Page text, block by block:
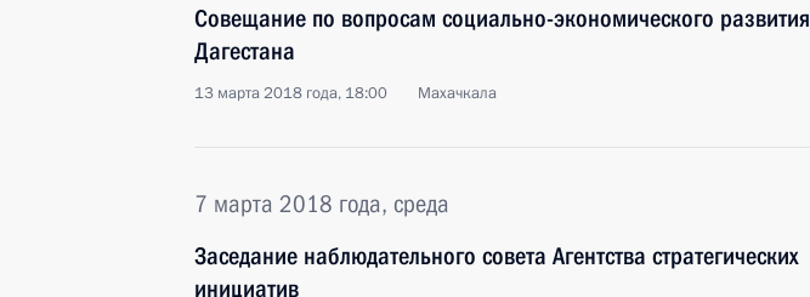
Совещание по вопросам социально-экономического развития
Дагестана
13 марта 2018 года, 18:00 Махачкала
7 марта 2018 года, среда
Заседание наблюдательного совета Агентства стратегических
инициатив